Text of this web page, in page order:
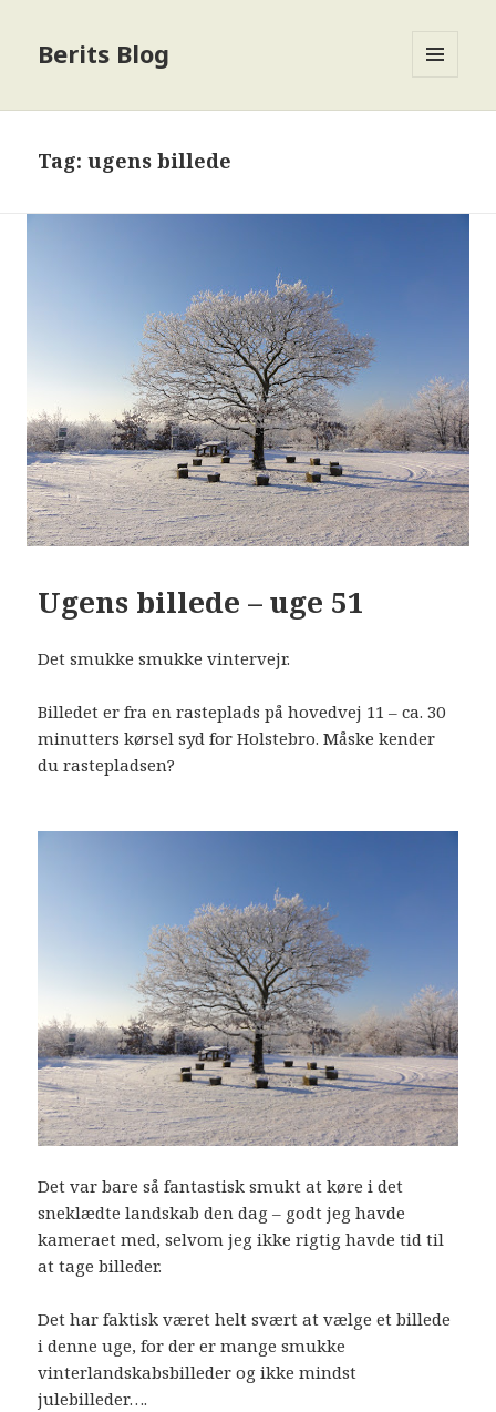
Berits Blog
Tag:ugens billede
Ugens billede – uge 51
Det smukke smukke vintervejr.
Billedet er fra en rasteplads på hovedvej 11 – ca. 30
minutters kørsel syd for Holstebro. Måske kender
du rastepladsen?
Det var bare så fantastisk smukt at køre i det
sneklædte landskab den dag – godt jeg havde
kameraet med, selvom jeg ikke rigtig havde tid til
at tage billeder.
Det har faktisk været helt svært at vælge et billede
i denne uge, for der er mange smukke
vinterlandskabsbilleder og ikke mindst
julebilleder….